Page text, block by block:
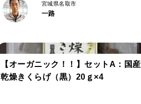
宮城県名取市
一路
【オーガニック！！】セットA：国産
乾燥きくらげ（黒）20ｇ×4